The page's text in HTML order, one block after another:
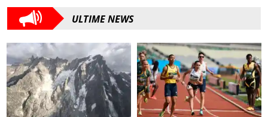
ULTIME NEWS